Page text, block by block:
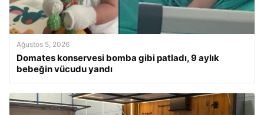
Ağustos 5, 2026
Domates konservesi bomba gibi patladı, 9 aylık
bebeğin vücudu yandı